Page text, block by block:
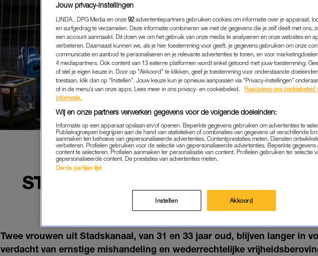
TWEE VERDACHTE
STADSKANAAL BLIJVEN LANGER
GROVE MISHANDELING
BINNENLAND|NIEUWS
18-05-2026 | CARMEN FELIX
Twee vrouwen uit Stadskanaal, van 31 en 33 jaar oud, blijven langer in
verdacht van ernstige mishandeling en wederrechtelijke
Jouw privacy-instellingen
LINDA., DPG Media en onze 92 advertentiepartners gebruiken cookies om informatie over je apparaat,
en surfgedrag te verzamelen. Deze informatie combineren we met de gegevens die je zelf deelt met ons,
een account aanmaakt. Dit doen we om het gebruik van onze media te analyseren en onze websites en
verbeteren. Daarnaast kunnen we, als je hier toestemming voor geeft, je gegevens gebruiken om onze
communicatie en aanbod te personaliseren en je relevante advertenties te tonen, en voor
4 mediapartners. Ook content van 13 externe platformen wordt enkel getoond met jouw toestemming.
of stel je eigen keuze in. Door op "Akkoord" te klikken, geef je toestemming voor onderstaande
toestaan, klik dan op “Instellen”. Jouw keuze kun je opnieuw aanpassen via “Privacy-instellingen”
of in de menu’s van onze apps. Lees meer in ons privacy- en cookiebeleid.
Raadpleeg ons cookiebeleid
informatie.
Wij en onze partners verwerken gegevens voor de volgende doeleinden:
Informatie op een apparaat opslaan en/of openen. Beperkte gegevens gebruiken om advertenties te
Publieksgroepen begrijpen aan de hand van statistieken of combinaties van gegevens uit verschillende
aanmaken ten behoeve van gepersonaliseerde advertenties. Contentprestaties meten. Diensten
verbeteren. Profielen gebruiken voor de selectie van gepersonaliseerde advertenties. Beperkte
content te selecteren. Profielen aanmaken ter personalisatie van content. Profielen gebruiken ter selectie
gepersonaliseerde content. De prestaties van advertenties meten.
Derde partijen lijst
Instellen Akkoord